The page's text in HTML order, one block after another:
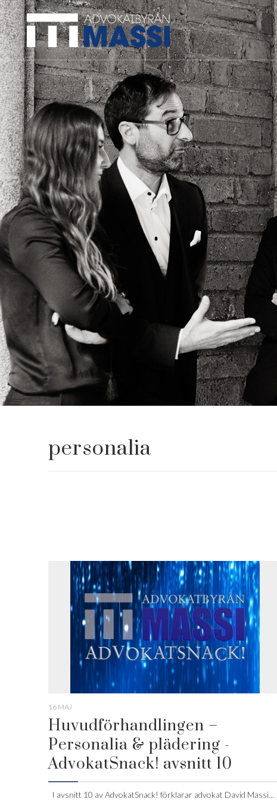
personalia
16 MAJ
Huvudförhandlingen –
Personalia & plädering -
AdvokatSnack! avsnitt 10
I avsnitt 10 av AdvokatSnack! förklarar advokat David Massi...